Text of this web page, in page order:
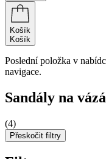
Košík
Košík
Poslední položka v
navigace.
Sandály na
(4)
Přeskočit filtry